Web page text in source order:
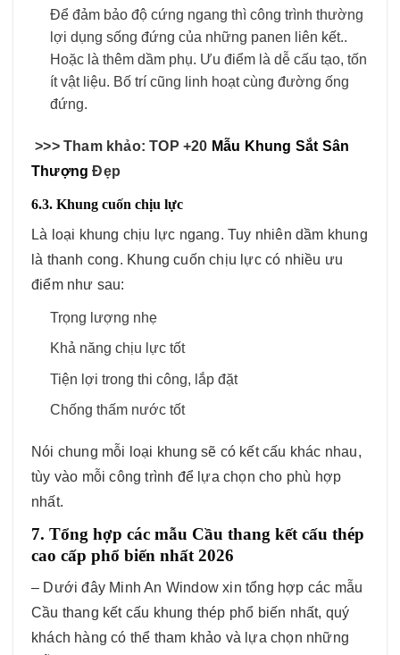
Để đảm bảo độ cứng ngang thì công trình thường
lợi dụng sống đứng của những panen liên kết..
Hoặc là thêm dầm phụ. Ưu điểm là dễ cấu tạo, tốn
ít vật liệu. Bố trí cũng linh hoạt cùng đường ống
đứng.
>>> Tham khảo: TOP +20 Mẫu Khung Sắt Sân
Thượng Đẹp
6.3. Khung cuốn chịu lực
Là loại khung chịu lực ngang. Tuy nhiên dầm khung
là thanh cong. Khung cuốn chịu lực có nhiều ưu
điểm như sau:
Trọng lượng nhẹ
Khả năng chịu lực tốt
Tiện lợi trong thi công, lắp đặt
Chống thấm nước tốt
Nói chung mỗi loại khung sẽ có kết cấu khác nhau,
tùy vào mỗi công trình để lựa chọn cho phù hợp
nhất.
7. Tổng hợp các mẫu Cầu thang kết cấu thép
cao cấp phổ biến nhất 2026
– Dưới đây Minh An Window xin tổng hợp các mẫu
Cầu thang kết cấu khung thép phổ biến nhất, quý
khách hàng có thể tham khảo và lựa chọn những